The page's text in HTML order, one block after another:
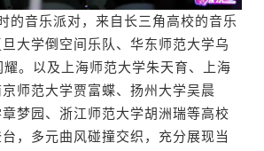
音乐派对，来自长三角高校的音乐
大学倒空间乐队、华东师范大学乌
。以及上海师范大学朱天育、上海
师范大学贾富蝶、扬州大学吴晨
梦园、浙江师范大学胡洲瑞等高校
，多元曲风碰撞交织，充分展现当